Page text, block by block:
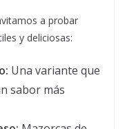
a probar
y deliciosas:
Una variante que
sabor más